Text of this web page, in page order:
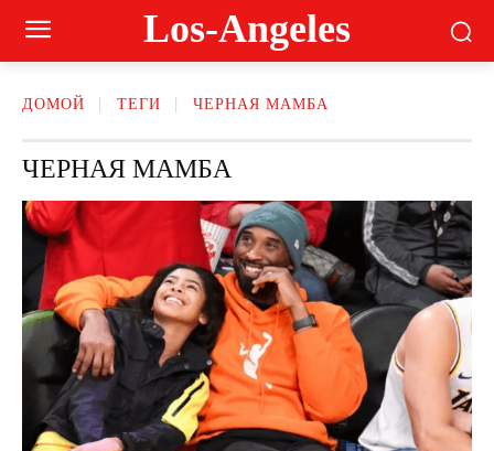
Los-Angeles
ДОМОЙ ТЕГИ ЧЕРНАЯ МАМБА
ЧЕРНАЯ МАМБА